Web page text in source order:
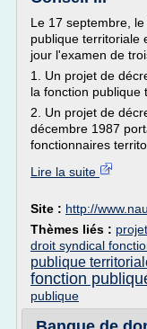
Le 17 septembre,
publique territoriale
jour l'examen de
1. Un projet de
la fonction publique
2. Un projet de
décembre 1987
fonctionnaires
Lire la suite
Site : http://
Thèmes liés :
droit syndical
publique
fonction
publique